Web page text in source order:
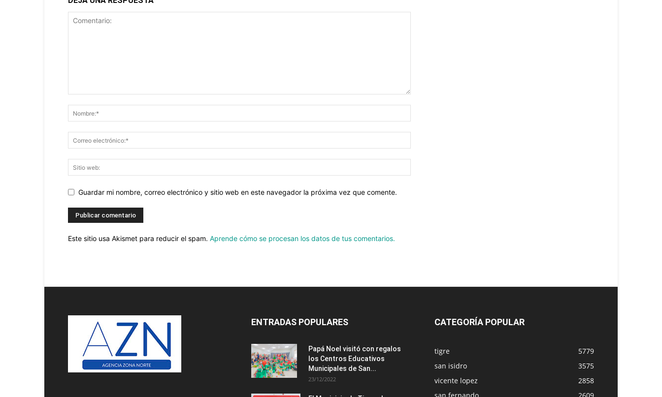
Guardar mi nombre, correo electrónico y sitio web en este navegador la próxima vez que comente.
Este sitio usa Akismet para reducir el spam. Aprende cómo se procesan los datos de tus comentarios.
ENTRADAS POPULARES
Papá Noel visitó con regalos
los Centros Educativos
Municipales de San...
23/12/2022
CATEGORÍA POPULAR
tigre
5779
san isidro
3575
vicente lopez
2858
san fernando
2609